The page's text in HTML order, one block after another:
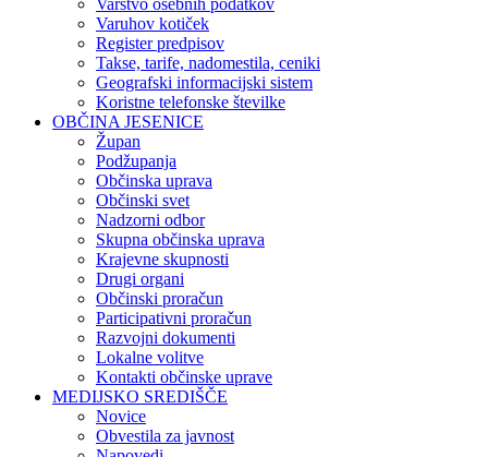
Varuhov kotiček
Register predpisov
Takse, tarife, nadomestila, ceniki
Geografski informacijski sistem
Koristne telefonske številke
OBČINA JESENICE
Župan
Podžupanja
Občinska uprava
Občinski svet
Nadzorni odbor
Skupna občinska uprava
Krajevne skupnosti
Drugi organi
Občinski proračun
Participativni proračun
Razvojni dokumenti
Lokalne volitve
Kontakti občinske uprave
MEDIJSKO SREDIŠČE
Novice
Obvestila za javnost